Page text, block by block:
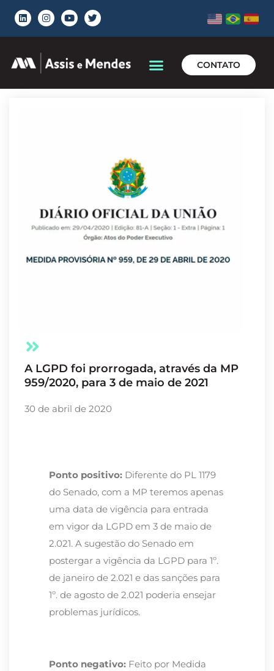
CONTATO
A LGPD foi prorrogada, através da MP
959/2020, para 3 de maio de 2021
30 de abril de 2020
Ponto positivo: Diferente do PL 1179
do Senado, com a MP teremos apenas
uma data de vigência para entrada
em vigor da LGPD em 3 de maio de
2.021. A sugestão do Senado em
postergar a vigência da LGPD para 1º.
de janeiro de 2.021 e das sanções para
1º. de agosto de 2.021 poderia ensejar
problemas jurídicos.
Ponto negativo: Feito por Medida